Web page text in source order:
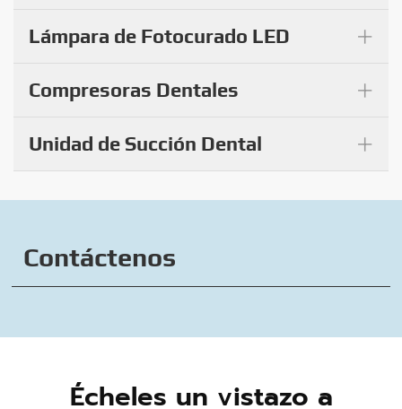
Lámpara de Fotocurado LED +
Compresoras Dentales +
Unidad de Succión Dental +
Contáctenos
Écheles un vistazo a